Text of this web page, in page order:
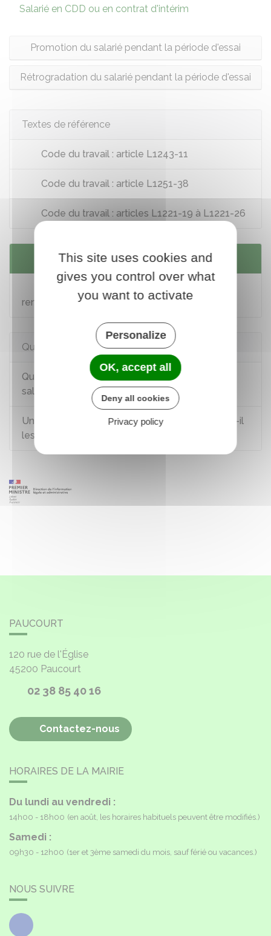
Salarié en CDD ou en contrat d'intérim
Promotion du salarié pendant la période d'essai
Rétrogradation du salarié pendant la période d'essai
Textes de référence
Code du travail : article L1243-11
Code du travail : article L1251-38
Code du travail : articles L1221-19 à L1221-26
Services en ligne et formulaires
Demande d'accord du salarié pour le
renouvellement d'une période d'essai
Questions ? Réponses !
Qu'est-ce qu'une période probatoire pour le
salarié ?
Un ressortissant européen salarié en France a-t-il
les mêmes droits qu'un salarié français ?
PAUCOURT
120 rue de l'Église
45200 Paucourt
02 38 85 40 16
Contactez-nous
HORAIRES DE LA MAIRIE
Du lundi au vendredi :
14h00 - 18h00 (en août, les horaires habituels peuvent être modifiés.)
Samedi :
09h30 - 12h00 (1er et 3ème samedi du mois, sauf férié ou vacances.)
NOUS SUIVRE
Facebook
This site uses cookies and
gives you control over what
you want to activate
Personalize
OK, accept all
Deny all cookies
Privacy policy